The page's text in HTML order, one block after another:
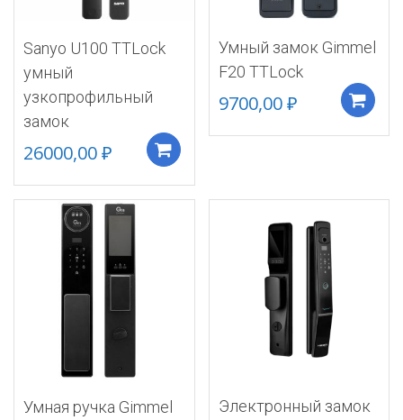
Sanyo U100 TTLock
умный
узкопрофильный
замок
26000,00₽
Умный замок Gimmel
F20 TTLock
9700,00₽
Умная ручка Gimmel
Электронный замок